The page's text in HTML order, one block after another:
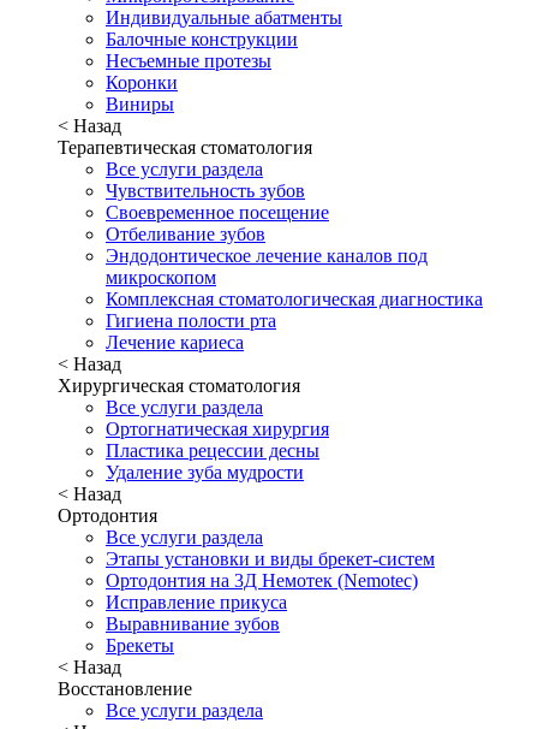
Индивидуальные абатменты
Балочные конструкции
Несъемные протезы
Коронки
Виниры
< Назад
Терапевтическая стоматология
Все услуги раздела
Чувствительность зубов
Своевременное посещение
Отбеливание зубов
Эндодонтическое лечение каналов под
микроскопом
Комплексная стоматологическая диагностика
Гигиена полости рта
Лечение кариеса
< Назад
Хирургическая стоматология
Все услуги раздела
Ортогнатическая хирургия
Пластика рецессии десны
Удаление зуба мудрости
< Назад
Ортодонтия
Все услуги раздела
Этапы установки и виды брекет-систем
Ортодонтия на 3Д Немотек (Nemotec)
Исправление прикуса
Выравнивание зубов
Брекеты
< Назад
Восстановление
Все услуги раздела